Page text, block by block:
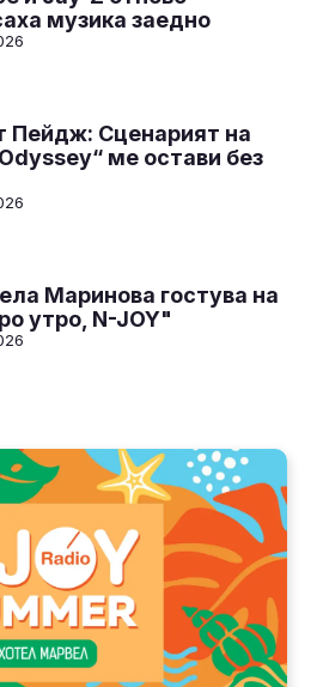
музика заедно
Пейдж: Сценарият на
ме остави без
Маринова гостува на
утро, N-JOY"